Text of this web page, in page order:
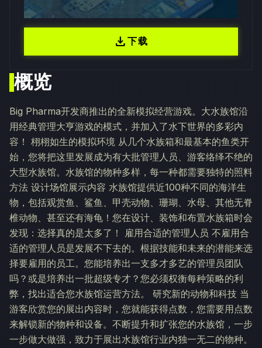
概览
Big Pharma开发商推出的全新模拟经营游戏。大水族馆沿
用经典管理大亨游戏的模式，并加入了水下世界的多彩内
容！ 栩栩如生的模拟环境 从几个水族箱和最基本的鱼类开
始，您将把这里发展成为有大批管理人员、游客络绎不绝的
大型水族馆。水族馆的物种多样，每一种都需要独特的照料
方法 设计场馆展示内容 水族馆提供近100种不同的海洋生
物，包括观赏鱼、鲨鱼、甲壳动物、珊瑚、水母、其他无脊
椎动物、甚至还有海龟！您在设计、装饰和布置水族箱时会
发现：选择真的是太多了！ 雇用合适的管理人员 不雇用合
适的管理人员是发展不下去的。根据技能和未来的潜能来选
择要雇用的员工。您能培养出一支多才多艺的管理员团队
吗？或是培养出一批超级专才？您必须权衡每种策略的利
弊，找出适合您水族馆运营方法。 研究新的动物和科技 当
游客欣赏您的展出内容时，您就能获得点数，您需要用点数
来解锁新的物种和设备。不断提升和扩张您的水族馆，一步
一步做大做强，致力于展出水族馆行业内独一无二的物种。
download下载